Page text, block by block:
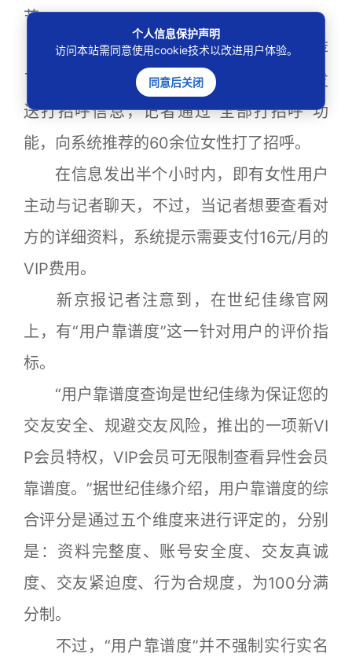
节。
注册成功后，世纪佳缘随即向记者推荐
了大批女性信息，提示称可以向这些女性发
送打招呼信息，记者通过“全部打招呼”功
能，向系统推荐的60余位女性打了招呼。
在信息发出半个小时内，即有女性用户
主动与记者聊天，不过，当记者想要查看对
方的详细资料，系统提示需要支付16元/月的
VIP费用。
新京报记者注意到，在世纪佳缘官网
上，有“用户靠谱度”这一针对用户的评价指
标。
“用户靠谱度查询是世纪佳缘为保证您的
交友安全、规避交友风险，推出的一项新VI
P会员特权，VIP会员可无限制查看异性会员
靠谱度。”据世纪佳缘介绍，用户靠谱度的综
合评分是通过五个维度来进行评定的，分别
是：资料完整度、账号安全度、交友真诚
度、交友紧迫度、行为合规度，为100分满
分制。
不过，“用户靠谱度”并不强制实行实名
个人信息保护声明
访问本站需同意使用cookie技术以改进用户体验。
同意后关闭